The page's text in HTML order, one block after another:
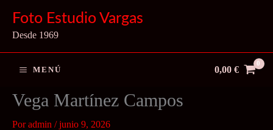
contenido
Foto Estudio Vargas
Desde 1969
MENÚ 0,00 €
Vega Martínez Campos
Poradmin /junio 9, 2026